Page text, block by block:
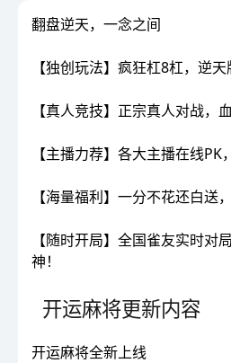
翻盘逆天，一念之间
【独创玩法】疯狂杠8杠，逆天
【真人竞技】正宗真人对战，
【主播力荐】各大主播在线PK
【海量福利】一分不花还白送
【随时开局】全国雀友实时对
神！
开运麻将更新内容
开运麻将全新上线